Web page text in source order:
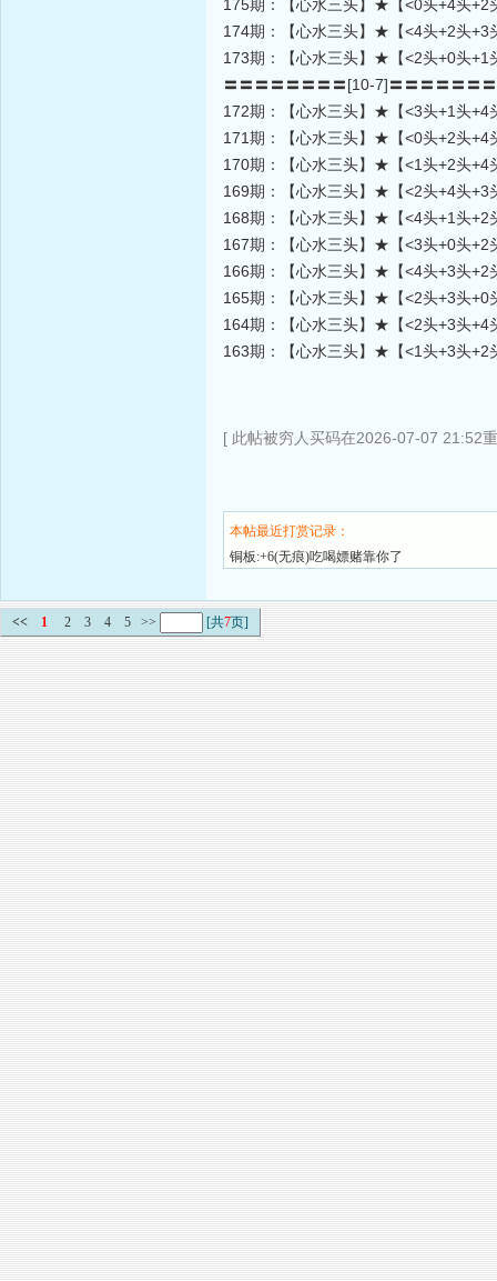
175期：【心水三头】★【<0头+4头
174期：【心水三头】★【<4头+2头
173期：【心水三头】★【<2头+0头
〓〓〓〓〓〓〓〓[10-7]〓〓〓〓〓〓
172期：【心水三头】★【<3头+1头
171期：【心水三头】★【<0头+2头
170期：【心水三头】★【<1头+2头
169期：【心水三头】★【<2头+4头
168期：【心水三头】★【<4头+1头
167期：【心水三头】★【<3头+0头
166期：【心水三头】★【<4头+3头
165期：【心水三头】★【<2头+3头
164期：【心水三头】★【<2头+3头
163期：【心水三头】★【<1头+3头
[ 此帖被穷人买码在2026-07-07 21:52
本帖最近打赏记录：
铜板:+6(无痕)吃喝嫖赌靠你了
<< 1 2 3 4 5 >> [共7页]